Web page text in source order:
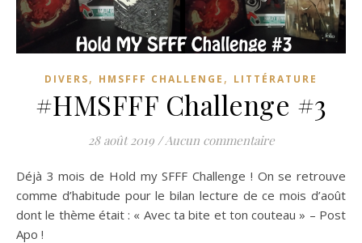
DIVERS, HMSFFF CHALLENGE , LITTÉRATURE
#HMSFFF Challenge #3
28 août 2019 / Aucun commentaire
Déjà 3 mois de Hold my SFFF Challenge ! On se retrouve
comme d’habitude pour le bilan lecture de ce mois d’août
dont le thème était : « Avec ta bite et ton couteau » – Post
Apo !